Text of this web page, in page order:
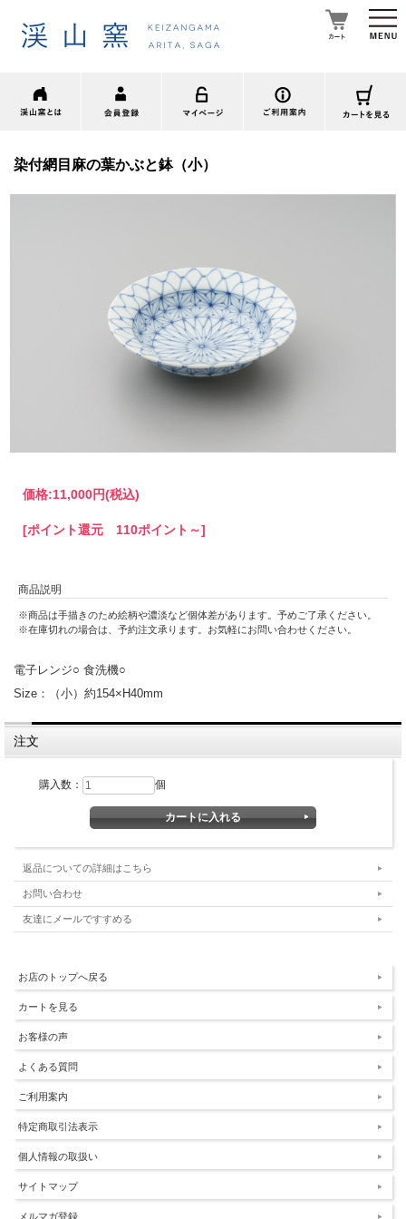
染付網目麻の葉かぶと鉢（小）
価格:11,000円(税込)
[ポイント還元 110ポイント～]
商品説明
※商品は手描きのため絵柄や濃淡など個体差があります。予めご了承ください。
※在庫切れの場合は、予約注文承ります。お気軽にお問い合わせください。
電子レンジ○ 食洗機○
Size：（小）約154×H40mm
注文
購入数： 個
返品についての詳細はこちら
お問い合わせ
友達にメールですすめる
お店のトップへ戻る
カートを見る
お客様の声
よくある質問
ご利用案内
特定商取引法表示
個人情報の取扱い
サイトマップ
メルマガ登録